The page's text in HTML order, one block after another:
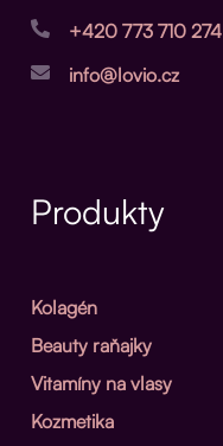
+420 773 710 274
info@lovio.cz
Produkty
Kolagén
Beauty raňajky
Vitamíny na vlasy
Kozmetika